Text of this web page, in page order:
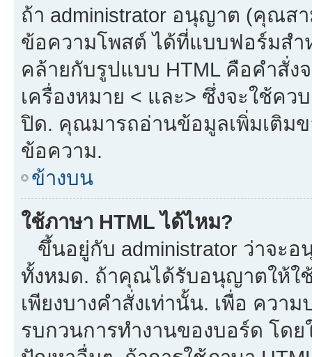
ถ้า administrator อนุญาต (คุณส
ข้อความโพสต์ ได้ที่แบบฟอร์มสำ
คล้ายกับรูปแบบ HTML คือคำสั่ง
เครื่องหมาย < และ> ซึ่งจะใช้ค
ปิด. คุณมารถอ่านข้อมูลเพิ่มเติม
ข้อความ.
ข้างบน
ใช้ภาษา HTML ได้ไหม?
ขึ้นอยู่กับ administrator ว่าจะ
ทั้งหมด. ถ้าคุณได้รับอนุญาตให้ใ
เพียงบางคำสั่งเท่านั้น. เพื่อ ควา
รบกวนการทำงานของบอร์ด โด